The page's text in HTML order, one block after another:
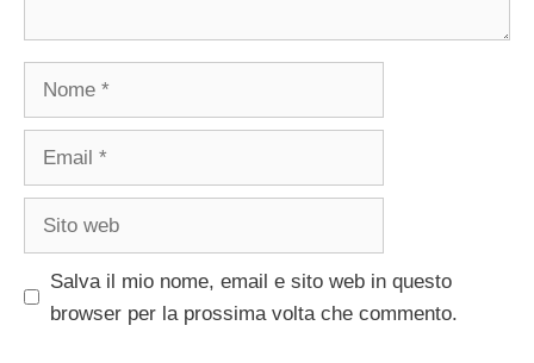
Nome
Email
Sito
Salva il mio nome, email e sito web in questo
browser per la prossima volta che commento.